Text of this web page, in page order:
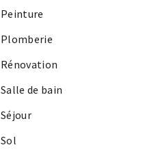
Peinture
Plomberie
Rénovation
Salle de bain
Séjour
Sol